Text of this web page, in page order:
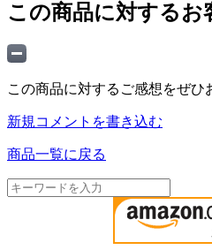
この商品に対するお
この商品に対するご感想をぜひ
新規コメントを書き込む
商品一覧に戻る